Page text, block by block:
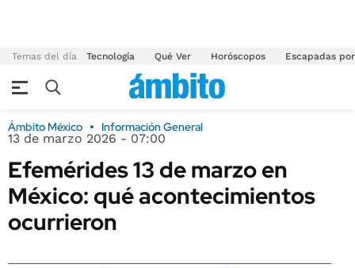
Temas del día Tecnología Qué Ver Horóscopos Escapadas
Ámbito México Información General
13 de marzo 2026 - 07:00
Efemérides 13 de marzo en
México: qué acontecimientos
ocurrieron